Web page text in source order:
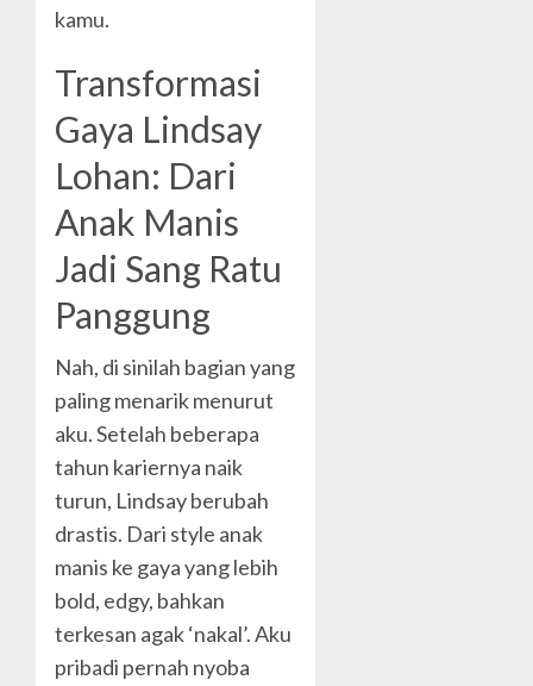
kamu.
Transformasi
Gaya Lindsay
Lohan: Dari
Anak Manis
Jadi Sang Ratu
Panggung
Nah, di sinilah bagian yang
paling menarik menurut
aku. Setelah beberapa
tahun kariernya naik
turun, Lindsay berubah
drastis. Dari style anak
manis ke gaya yang lebih
bold, edgy, bahkan
terkesan agak ‘nakal’. Aku
pribadi pernah nyoba